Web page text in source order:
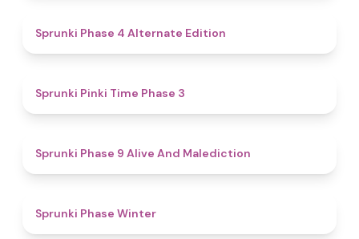
Sprunki Phase 4 Alternate Edition
Sprunki Pinki Time Phase 3
Sprunki Phase 9 Alive And Malediction
Sprunki Phase Winter